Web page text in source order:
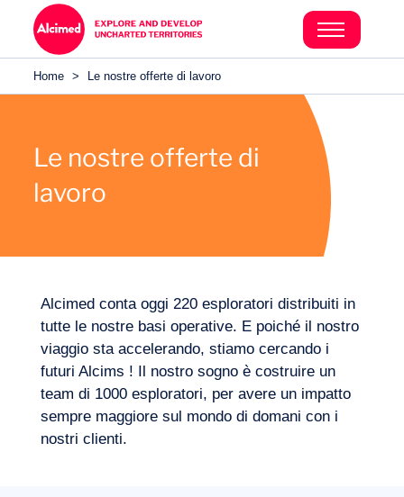
Settori
Home > Le nostre offerte di lavoro
Le nostre offerte di
lavoro
Alcimed conta oggi 220 esploratori distribuiti in
tutte le nostre basi operative. E poiché il nostro
viaggio sta accelerando, stiamo cercando i
futuri Alcims ! Il nostro sogno è costruire un
team di 1000 esploratori, per avere un impatto
sempre maggiore sul mondo di domani con i
nostri clienti.